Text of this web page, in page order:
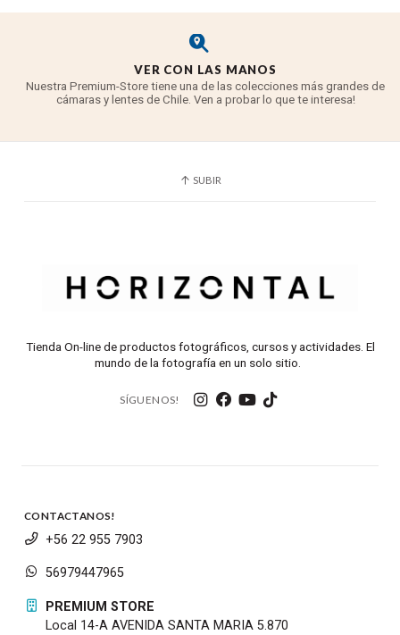
VER CON LAS MANOS
Nuestra Premium-Store tiene una de las colecciones más grandes de
cámaras y lentes de Chile. Ven a probar lo que te interesa!
SUBIR
Tienda On-line de productos fotográficos, cursos y actividades. El
mundo de la fotografía en un solo sitio.
SÍGUENOS!
CONTACTANOS!
+56 22 955 7903
56979447965
PREMIUM STORE
Local 14-A AVENIDA SANTA MARIA 5.870